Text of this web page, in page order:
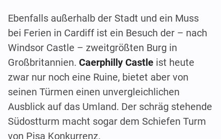
Ebenfalls außerhalb der Stadt und ein Muss
bei Ferien in Cardiff ist ein Besuch der – nach
Windsor Castle – zweitgrößten Burg in
Großbritannien. Caerphilly Castle ist heute
zwar nur noch eine Ruine, bietet aber von
seinen Türmen einen unvergleichlichen
Ausblick auf das Umland. Der schräg stehende
Südostturm macht sogar dem Schiefen Turm
von Pisa Konkurrenz.